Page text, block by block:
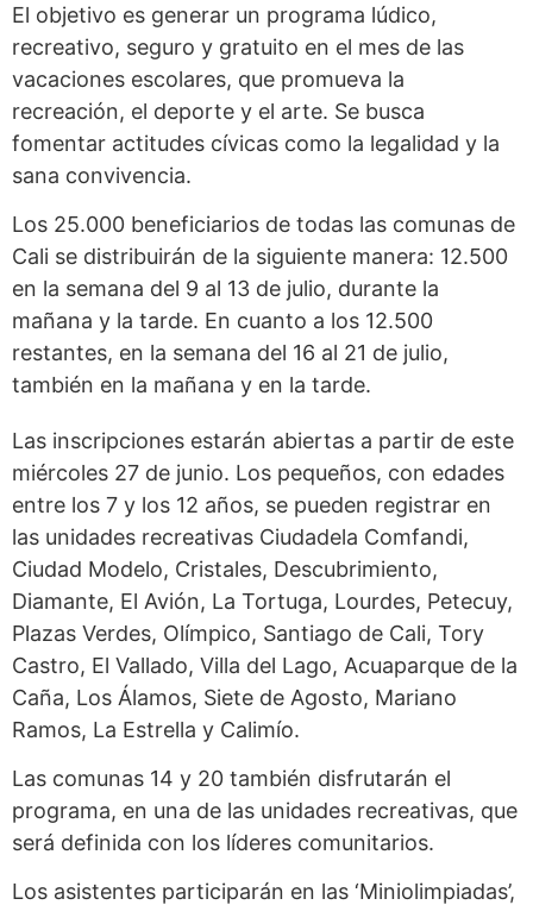
El objetivo es generar un programa lúdico,
recreativo, seguro y gratuito en el mes de las
vacaciones escolares, que promueva la
recreación, el deporte y el arte. Se busca
fomentar actitudes cívicas como la legalidad y la
sana convivencia.
Los 25.000 beneficiarios de todas las comunas de
Cali se distribuirán de la siguiente manera: 12.500
en la semana del 9 al 13 de julio, durante la
mañana y la tarde. En cuanto a los 12.500
restantes, en la semana del 16 al 21 de julio,
también en la mañana y en la tarde.
Las inscripciones estarán abiertas a partir de este
miércoles 27 de junio. Los pequeños, con edades
entre los 7 y los 12 años, se pueden registrar en
las unidades recreativas Ciudadela Comfandi,
Ciudad Modelo, Cristales, Descubrimiento,
Diamante, El Avión, La Tortuga, Lourdes, Petecuy,
Plazas Verdes, Olímpico, Santiago de Cali, Tory
Castro, El Vallado, Villa del Lago, Acuaparque de la
Caña, Los Álamos, Siete de Agosto, Mariano
Ramos, La Estrella y Calimío.
Las comunas 14 y 20 también disfrutarán el
programa, en una de las unidades recreativas, que
será definida con los líderes comunitarios.
Los asistentes participarán en las ‘Miniolimpiadas’,